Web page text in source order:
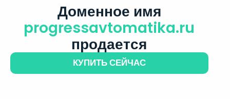
Доменное имя
progressavtomatika.ru
продается
КУПИТЬ СЕЙЧАС